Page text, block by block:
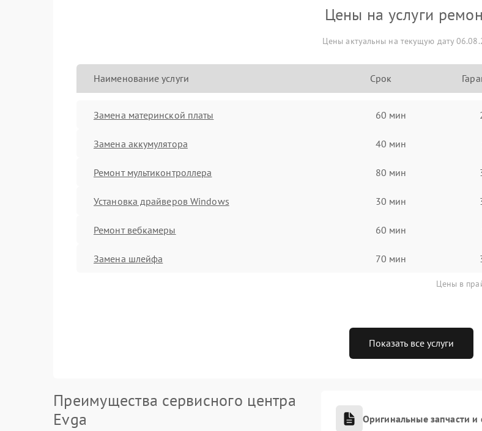
Цены на услуги
Цены актуальны на текущую дату
Наименование услуги Срок
Замена материнской платы 60 мин
Замена аккумулятора 40 мин
Ремонт мультиконтроллера 80 мин
Установка драйверов Windows 30 мин
Ремонт вебкамеры 60 мин
Замена шлейфа 70 мин
Цены в
Показать все услуги
Преимущества сервисного центра
Evga
Оригинальные запчасти